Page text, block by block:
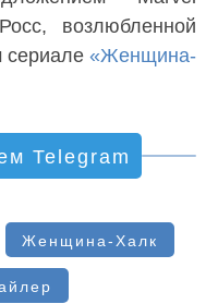
возлюбленной
сериале «Женщина-
Telegram
Женщина-Халк